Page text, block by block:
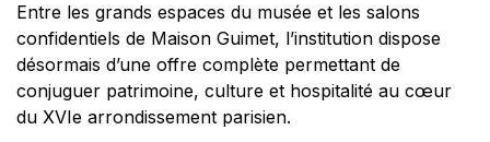
Entre les grands espaces du musée et les salons
confidentiels de Maison Guimet, l’institution dispose
désormais d’une offre complète permettant de
conjuguer patrimoine, culture et hospitalité au cœur
du XVIe arrondissement parisien.